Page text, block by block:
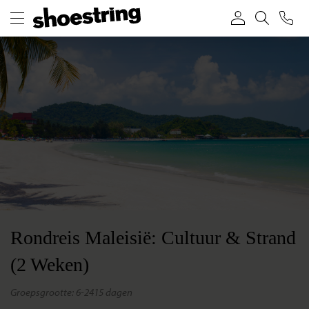
Rondreis Maleisië: Cultuur & Strand
(2 Weken)
groepsgrootte: 6-24 15 dagen